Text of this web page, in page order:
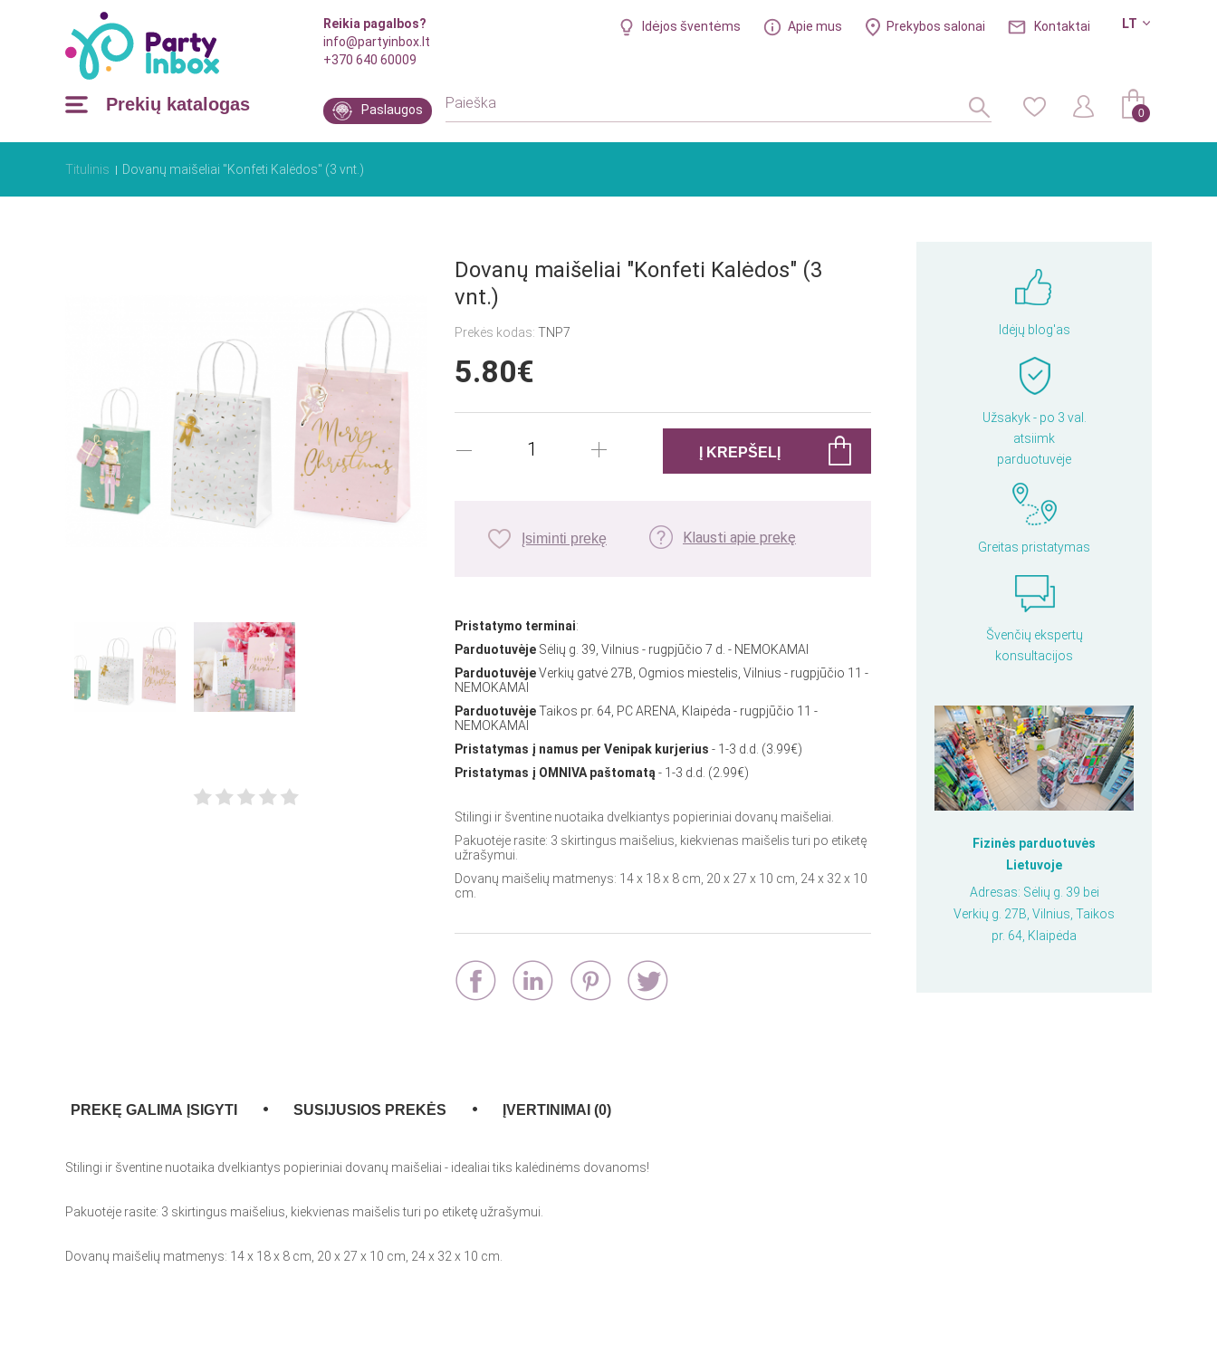
Reikia pagalbos?
info@partyinbox.lt
+370 640 60009
LT
Idėjos šventėms Apie mus Prekybos salonai Kontaktai
Prekių katalogas Paslaugos 0
Titulinis Dovanų maišeliai "Konfeti Kalėdos" (3 vnt.)
Idėjų blog'as
Užsakyk - po 3 val.
atsiimk
parduotuvėje
Greitas pristatymas
Švenčių ekspertų
konsultacijos
Fizinės parduotuvės
Lietuvoje
Adresas: Sėlių g. 39 bei
Verkių g. 27B, Vilnius, Taikos
pr. 64, Klaipėda
Dovanų maišeliai "Konfeti Kalėdos" (3
vnt.)
Prekės kodas: TNP7
5.80€
Įsiminti prekę Klausti apie prekę
Pristatymo terminai:
Parduotuvėje Sėlių g. 39, Vilnius - rugpjūčio 7 d. - NEMOKAMAI
ParduotuvėjeVerkių gatvė 27B, Ogmios miestelis, Vilnius - rugpjūčio 11 -
NEMOKAMAI
ParduotuvėjeTaikos pr. 64, PC ARENA, Klaipėda - rugpjūčio 11 -
NEMOKAMAI
Pristatymas į namus per Venipak kurjerius - 1-3 d.d. (3.99€)
Pristatymas į OMNIVA paštomatą - 1-3 d.d. (2.99€)
Stilingi ir šventine nuotaika dvelkiantys popieriniai dovanų maišeliai.
Pakuotėje rasite: 3 skirtingus maišelius, kiekvienas maišelis turi po etiketę
užrašymui.
Dovanų maišelių matmenys: 14 x 18 x 8 cm, 20 x 27 x 10 cm, 24 x 32 x 10
cm.
PREKĘ GALIMA ĮSIGYTI SUSIJUSIOS PREKĖS ĮVERTINIMAI (0)
Stilingi ir šventine nuotaika dvelkiantys popieriniai dovanų maišeliai - idealiai tiks kalėdinėms dovanoms!
Pakuotėje rasite: 3 skirtingus maišelius, kiekvienas maišelis turi po etiketę užrašymui.
Dovanų maišelių matmenys: 14 x 18 x 8 cm, 20 x 27 x 10 cm, 24 x 32 x 10 cm.